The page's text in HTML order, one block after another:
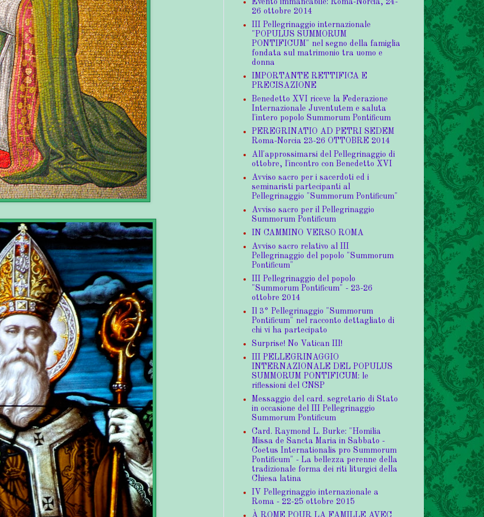
26 ottobre 2014
III Pellegrinaggio internazionale
"POPULUS SUMMORUM
PONTIFICUM" nel segno della famiglia
fondata sul matrimonio tra uomo e
donna
IMPORTANTE RETTIFICA E
PRECISAZIONE
Benedetto XVI riceve la Federazione
Internazionale Juventutem e saluta
l'intero popolo Summorum Pontificum
PEREGRINATIO AD PETRI SEDEM
Roma-Norcia 23-26 OTTOBRE 2014
All'approssimarsi del Pellegrinaggio di
ottobre, l'incontro con Benedetto XVI
Avviso sacro per i sacerdoti ed i
seminaristi partecipanti al
Pellegrinaggio "Summorum Pontificum"
Avviso sacro per il Pellegrinaggio
Summorum Pontificum
IN CAMMINO VERSO ROMA
Avviso sacro relativo al III
Pellegrinaggio del popolo "Summorum
Pontificum"
III Pellegrinaggio del popolo
"Summorum Pontificum" - 23-26
ottobre 2014
Il 3° Pellegrinaggio "Summorum
Pontificum" nel racconto dettagliato di
chi vi ha partecipato
Surprise! No Vatican III!
III PELLEGRINAGGIO
INTERNAZIONALE DEL POPULUS
SUMMORUM PONTIFICUM: le
riflessioni del CNSP
Messaggio del card. segretario di Stato
in occasione del III Pellegrinaggio
Summorum Pontificum
Card. Raymond L. Burke: "Homilia
Missa de Sancta Maria in Sabbato -
Coetus Internationalis pro Summorum
Pontificum" - La bellezza perenne della
tradizionale forma dei riti liturgici della
Chiesa latina
IV Pellegrinaggio internazionale a
Roma - 22-25 ottobre 2015
À ROME POUR LA FAMILLE AVEC